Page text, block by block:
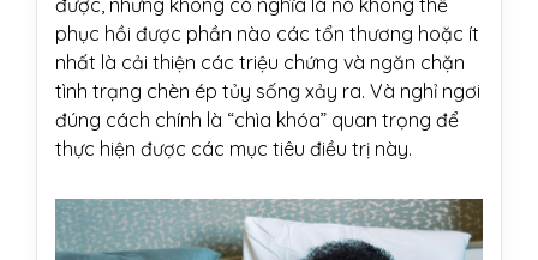
được, nhưng không có nghĩa là nó không thể
phục hồi được phần nào các tổn thương hoặc ít
nhất là cải thiện các triệu chứng và ngăn chặn
tình trạng chèn ép tủy sống xảy ra. Và nghỉ ngơi
đúng cách chính là “chìa khóa” quan trọng để
thực hiện được các mục tiêu điều trị này.